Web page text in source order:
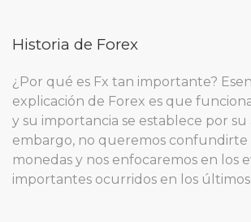
Historia de Forex
¿Por qué es Fx tan importante?
explicación de Forex es que
y su importancia se establece por
embargo, no queremos confundirte
monedas y nos enfocaremos en los
importantes ocurridos en los últimos